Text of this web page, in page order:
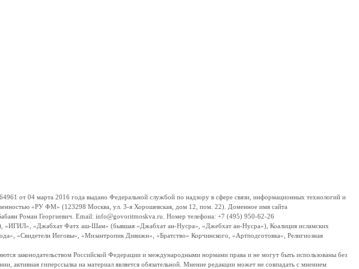
от 04 марта 2016 года выдано Федеральной службой по надзору в сфере связи, информационных технологий и
«РУ ФМ» (123298 Москва, ул. 3-я Хорошевская, дом 12, пом. 22). Доменное имя сайта
Роман Георгиевич. Email: info@govoritmoskva.ru. Номер телефона: +7 (495) 950-62-26
«ИГИЛ», «Джабхат Фатх аш-Шам» (бывшая «Джабхат ан-Нусра», «Джебхат ан-Нусра»), Коалиция исламских
«Свидетели Иеговы», «Мизантропик Дивижн», «Братство» Корчинского, «Артподготовка», Религиозная
законодательством Российской Федерации и международными нормами права и не могут быть использованы без
активная гиперссылка на материал является обязательной. Мнение редакции может не совпадать с мнением